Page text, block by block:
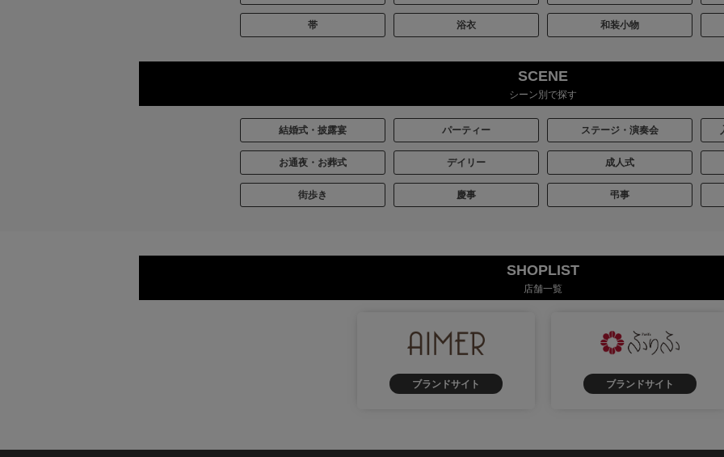
帯 浴衣 和装小物
SCENE
シーン別で探す
結婚式・披露宴 パーティー ステージ・演奏会
お通夜・お葬式 デイリー 成人式
街歩き 慶事 弔事
SHOPLIST
店舗一覧
ブランドサイト ブランドサイト